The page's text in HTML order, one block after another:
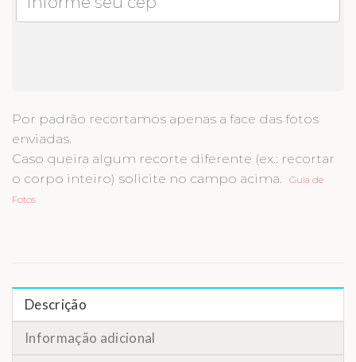
Por padrão recortamos apenas a face das fotos
enviadas.
Caso queira algum recorte diferente (ex.: recortar
o corpo inteiro) solicite no campo acima.
Guia de
Fotos
Descrição
Informação adicional